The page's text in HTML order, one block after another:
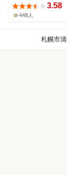
3.58
448人
札幌市